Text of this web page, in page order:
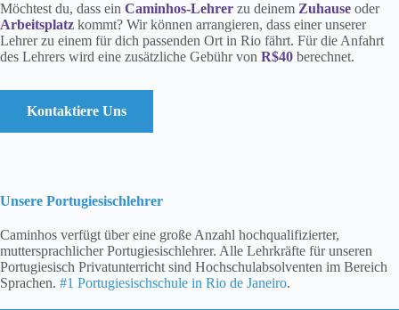
Möchtest du, dass ein Caminhos-Lehrer zu deinem Zuhause oder
Arbeitsplatz kommt? Wir können arrangieren, dass einer unserer
Lehrer zu einem für dich passenden Ort in Rio fährt. Für die Anfahrt
des Lehrers wird eine zusätzliche Gebühr von R$40 berechnet.
Kontaktiere Uns
Unsere Portugiesischlehrer
Caminhos verfügt über eine große Anzahl hochqualifizierter,
muttersprachlicher Portugiesischlehrer. Alle Lehrkräfte für unseren
Portugiesisch Privatunterricht sind Hochschulabsolventen im Bereich
Sprachen. #1 Portugiesischschule in Rio de Janeiro.